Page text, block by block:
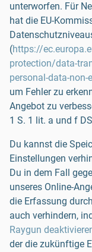
unterworfen. Für
hat die EU-
(https://
protection/data-
personal-data-non-
um Fehler zu
Angebot zu
1 S. 1 lit. a und f
Du kannst die
Einstellungen
Du in dem Fall
unseres Online-
die Erfassung
auch verhindern,
Raygun
der die zukünftige